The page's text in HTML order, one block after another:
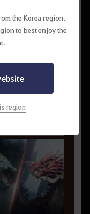
the Korea region.
to best enjoy the
region
험가와
지, 웅장한 여정이